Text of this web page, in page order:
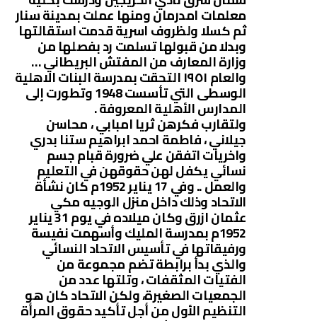
معلمات امدرمان ومنها عملت بمدينة سنار
ثم كسلا ولظروف اسرية قدمت استقالتها
وبدلا من قبولها تسلمت رد بفصلها من
وزارة المعارف من المفتش البريطاني …
والعام ١٩٥١ التحقت بمدرسة البنات الاهلية
الوسطى التي تأسست 1948 وتطورت إلى
المدارس الأهلية المعروفة .
ولتقارب فكرهن ثريا امبابي ، محاسن
جيلاني ، فاطمة احمد ابراهيم ستنا بدري
واخريات اتفقن علي ضرورة قبام جسم
نسائي يكفل لهن حقوقهن في التعليم
والعمل .. وفي 17 يناير 1952م كان نشأة
الاتحاد وذلك داخل منزل الوجيه مكي
عثمان ازرق وكان ميلاده في يوم 31 يناير
1952م بمدرسة المليك وأسهمت نفيسة
ورفيقاتها في تأسيس الاتحاد النسائي
والذي بدأ برابطة تضم مجموعة من
الفتيات المثقفات ، وتلتها عدد من
الجمعيات الصغيرة، ولكن الاتحاد كان هو
التنظيم الأول من أجل تأكيد حقوق المرأة